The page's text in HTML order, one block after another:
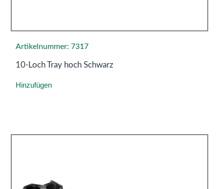
Artikelnummer: 7317
10-Loch Tray hoch Schwarz
Hinzufügen